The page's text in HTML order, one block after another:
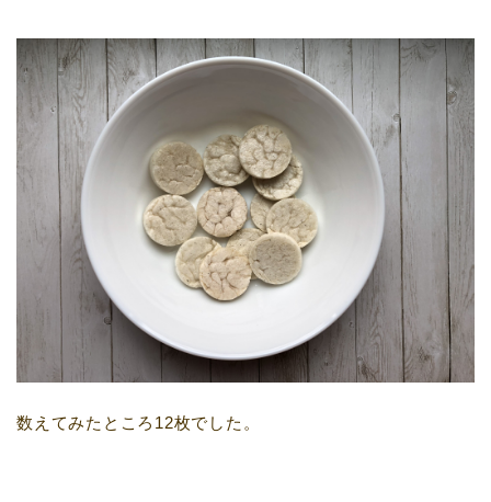
数えてみたところ12枚でした。